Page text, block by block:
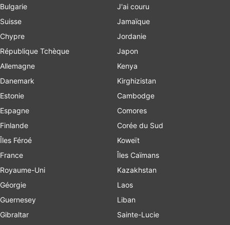
Bulgarie
Suisse
Chypre
République Tchèque
Allemagne
Danemark
Estonie
Espagne
Finlande
Îles Féroé
France
Royaume-Uni
Géorgie
Guernesey
Gibraltar
J'ai couru
Jamaïque
Jordanie
Japon
Kenya
Kirghizistan
Cambodge
Comores
Corée du Sud
Koweït
Îles Caïmans
Kazakhstan
Laos
Liban
Sainte-Lucie